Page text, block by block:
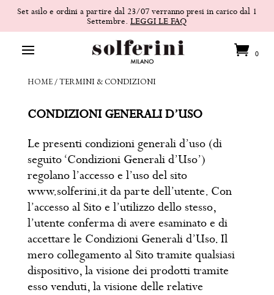
Set asilo e ordini a partire dal 23/07 verranno presi in carico dal 1
Settembre. LEGGI LE FAQ
0
HOME/TERMINI & CONDIZIONI
CONDIZIONI GENERALI D’USO
Le presenti condizioni generali d’uso (di
seguito ‘Condizioni Generali d’Uso’)
regolano l’accesso e l’uso del sito
www.solferini.it da parte dell’utente. Con
l’accesso al Sito e l’utilizzo dello stesso,
l’utente conferma di avere esaminato e di
accettare le Condizioni Generali d’Uso. Il
mero collegamento al Sito tramite qualsiasi
dispositivo, la visione dei prodotti tramite
esso venduti, la visione delle relative